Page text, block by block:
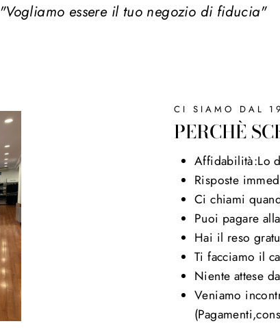
"Vogliamo essere il tuo negozio di fiducia"
CI SIAMO DAL
PERCHÈ
Affidabilità:Lo
Risposte
Ci chiami
Puoi pagare
Hai il reso
Ti facciamo il
Niente attese
Veniamo